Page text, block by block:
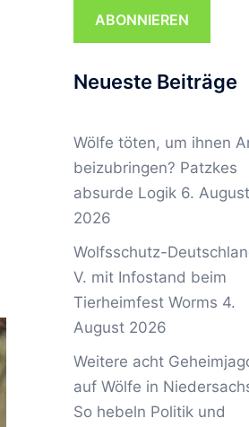
ABONNIEREN
Neueste Beiträge
Wölfe töten, um ihnen
beizubringen? Patzkes
absurde Logik 6. August
2026
Wolfsschutz-
V. mit Infostand beim
Tierheimfest Worms 4.
August 2026
Weitere acht
auf Wölfe in
So hebeln Politik und